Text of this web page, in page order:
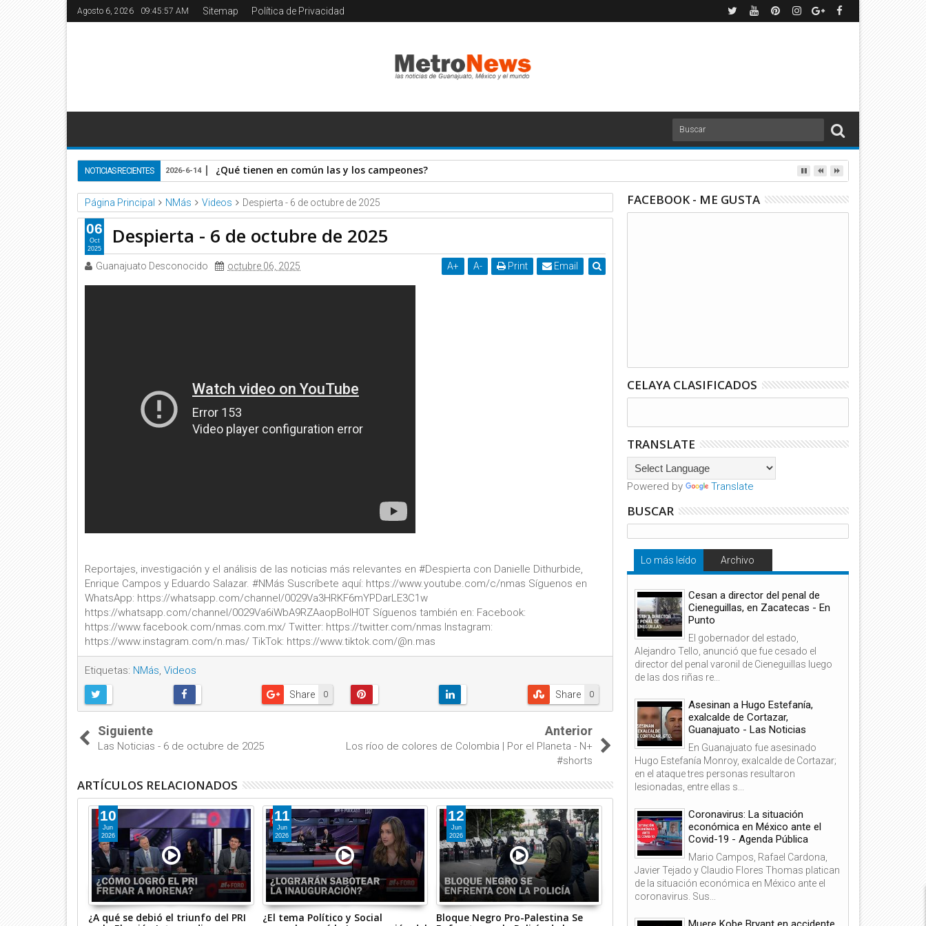
Agosto 6, 2026 09:45:57 AM Sitemap Política de Privacidad
NOTICIAS RECIENTES ¿Qué tienen en común las y los campeones?
2026-6-14
Página Principal NMás Videos Despierta - 6 de octubre de 2025
Despierta - 6 de octubre de 2025
Guanajuato Desconocido octubre 06, 2025 A+ A- Print Email
Reportajes, investigación y el análisis de las noticias más relevantes en #Despierta con Danielle Dithurbide,
Enrique Campos y Eduardo Salazar. #NMás Suscríbete aquí: https://www.youtube.com/c/nmas Síguenos en
WhatsApp: https://whatsapp.com/channel/0029Va3HRKF6mYPDarLE3C1w
https://whatsapp.com/channel/0029Va6iWbA9RZAaopBolH0T Síguenos también en: Facebook:
https://www.facebook.com/nmas.com.mx/ Twitter: https://twitter.com/nmas Instagram:
https://www.instagram.com/n.mas/ TikTok: https://www.tiktok.com/@n.mas
Etiquetas: NMás, Videos
0
Share 0
Share
06
Oct
2025
Siguiente
Las Noticias - 6 de octubre de 2025
Anterior
Los ríoo de colores de Colombia | Por el Planeta - N+
#shorts
ARTÍCULOS RELACIONADOS
10
Jun
2026
¿A qué se debió el triunfo del PRI
11
Jun
2026
¿El tema Político y Social
12
Jun
2026
Bloque Negro Pro-Palestina Se
13
Las Mangas del Chaleco de Esta
14
Jun
2026
Cáncer de Piel: ¿Tienes
FACEBOOK - ME GUSTA
CELAYA CLASIFICADOS
TRANSLATE
Powered by Translate
BUSCAR
Lo más leído Archivo
Cesan a director del penal de
Cieneguillas, en Zacatecas - En
Punto
El gobernador del estado,
Alejandro Tello, anunció que fue cesado el
director del penal varonil de Cieneguillas luego
de las dos riñas re...
Asesinan a Hugo Estefanía,
exalcalde de Cortazar,
Guanajuato - Las Noticias
En Guanajuato fue asesinado
Hugo Estefanía Monroy, exalcalde de Cortazar;
en el ataque tres personas resultaron
lesionadas, entre ellas s...
Coronavirus: La situación
económica en México ante el
Covid-19 - Agenda Pública
Mario Campos, Rafael Cardona,
Javier Tejado y Claudio Flores Thomas platican
de la situación económica en México ante el
coronavirus. Sus...